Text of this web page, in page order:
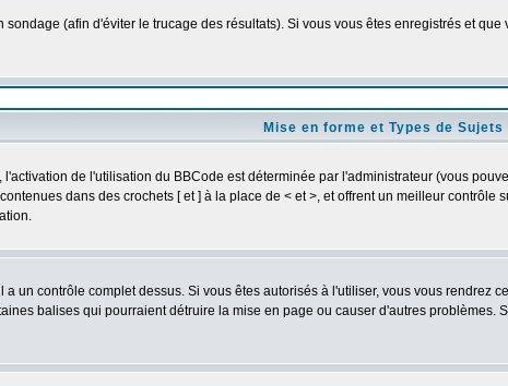
(afin d'éviter le trucage des résultats). Si vous vous êtes enregistrés et
Mise en forme et Types de Sujets
de l'utilisation du BBCode est déterminée par l'administrateur (vous
dans des crochets [ et ] à la place de < et >, et offrent un meilleur
un contrôle complet dessus. Si vous êtes autorisés à l'utiliser, vous vous rendrez
balises qui pourraient détruire la mise en page ou causer d'autres